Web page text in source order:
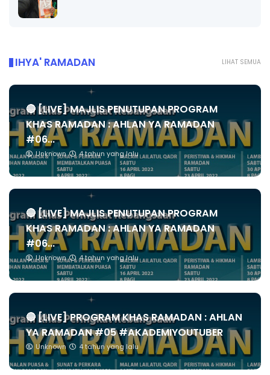
LIHAT SEMUA
IHYA' RAMADAN
🔴 [LIVE] MAJLIS PENUTUPAN PROGRAM
KHAS RAMADAN : AHLAN YA RAMADAN
#06...
Unknown 4 tahun yang lalu
🔴 [LIVE] MAJLIS PENUTUPAN PROGRAM
KHAS RAMADAN : AHLAN YA RAMADAN
#06...
Unknown 4 tahun yang lalu
🔴 [LIVE] PROGRAM KHAS RAMADAN : AHLAN
YA RAMADAN #05 #AKADEMIYOUTUBER
Unknown 4 tahun yang lalu